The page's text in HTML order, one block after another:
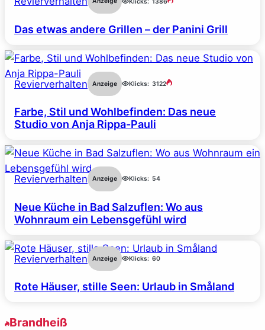
Das etwas andere Grillen – der Panini Grill
Revierverhalten Anzeige Klicks: 3122
Farbe, Stil und Wohlbefinden: Das neue
Studio von Anja Rippa-Pauli
Revierverhalten Anzeige Klicks: 54
Neue Küche in Bad Salzuflen: Wo aus
Wohnraum ein Lebensgefühl wird
Revierverhalten Anzeige Klicks: 60
Rote Häuser, stille Seen: Urlaub in Småland
Brandheiß